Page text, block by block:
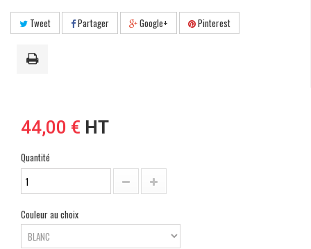
Tweet Partager Google+ Pinterest
44,00 € HT
Quantité
Couleur au choix